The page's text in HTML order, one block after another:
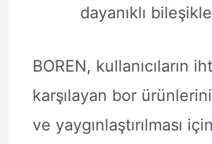
dayanıklı
BOREN, kullanıcıların
karşılayan bor
ve yaygınlaştırılması